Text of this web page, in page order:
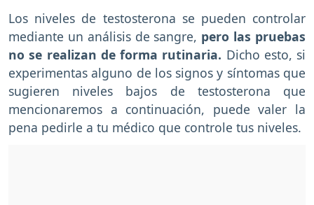
Los niveles de testosterona se pueden controlar
mediante un análisis de sangre, pero las pruebas
no se realizan de forma rutinaria. Dicho esto, si
experimentas alguno de los signos y síntomas que
sugieren niveles bajos de testosterona que
mencionaremos a continuación, puede valer la
pena pedirle a tu médico que controle tus niveles.